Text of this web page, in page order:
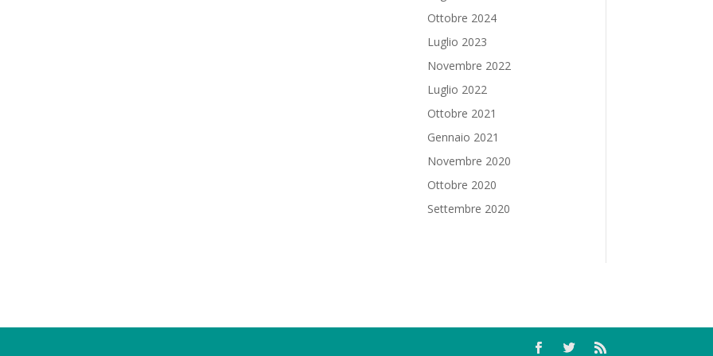
Ottobre 2024
Luglio 2023
Novembre 2022
Luglio 2022
Ottobre 2021
Gennaio 2021
Novembre 2020
Ottobre 2020
Settembre 2020